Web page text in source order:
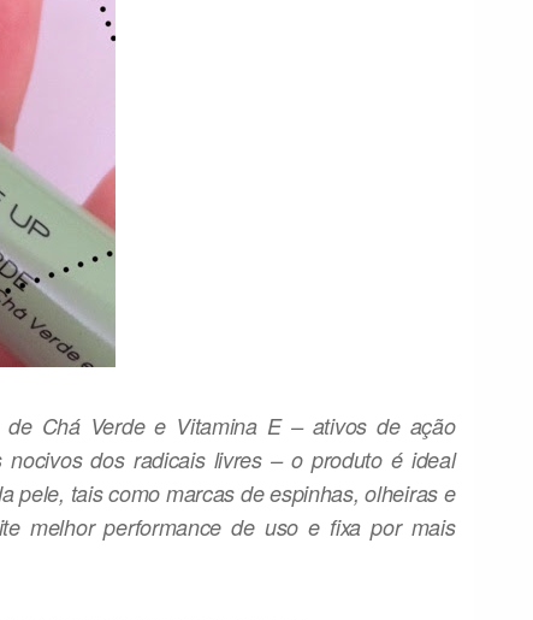
de Chá Verde e Vitamina E – ativos de ação
dos radicais livres – o produto é ideal
pele, tais como marcas de espinhas, olheiras e
melhor performance de uso e fixa por mais